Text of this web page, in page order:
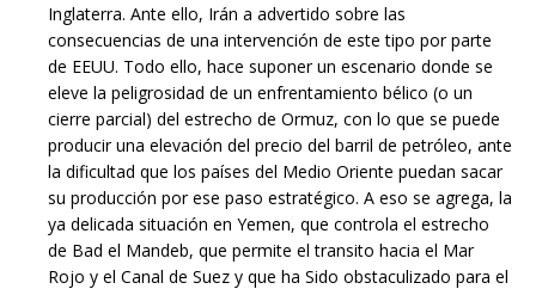
Inglaterra. Ante ello, Irán a advertido sobre las
consecuencias de una intervención de este tipo por parte
de EEUU. Todo ello, hace suponer un escenario donde se
eleve la peligrosidad de un enfrentamiento bélico (o un
cierre parcial) del estrecho de Ormuz, con lo que se puede
producir una elevación del precio del barril de petróleo, ante
la dificultad que los países del Medio Oriente puedan sacar
su producción por ese paso estratégico. A eso se agrega, la
ya delicada situación en Yemen, que controla el estrecho
de Bad el Mandeb, que permite el transito hacia el Mar
Rojo y el Canal de Suez y que ha Sido obstaculizado para el